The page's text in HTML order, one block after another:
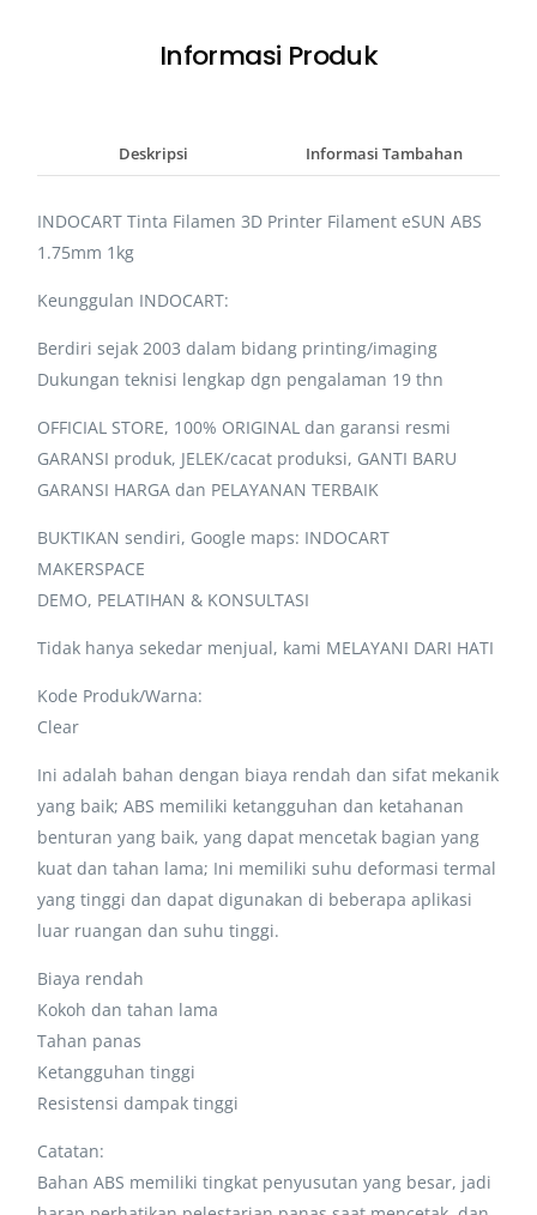
Informasi Produk
Deskripsi Informasi Tambahan
INDOCART Tinta Filamen 3D Printer Filament eSUN ABS
1.75mm 1kg
Keunggulan INDOCART:
Berdiri sejak 2003 dalam bidang printing/imaging
Dukungan teknisi lengkap dgn pengalaman 19 thn
OFFICIAL STORE, 100% ORIGINAL dan garansi resmi
GARANSI produk, JELEK/cacat produksi, GANTI BARU
GARANSI HARGA dan PELAYANAN TERBAIK
BUKTIKAN sendiri, Google maps: INDOCART
MAKERSPACE
DEMO, PELATIHAN & KONSULTASI
Tidak hanya sekedar menjual, kami MELAYANI DARI HATI
Kode Produk/Warna:
Clear
Ini adalah bahan dengan biaya rendah dan sifat mekanik
yang baik; ABS memiliki ketangguhan dan ketahanan
benturan yang baik, yang dapat mencetak bagian yang
kuat dan tahan lama; Ini memiliki suhu deformasi termal
yang tinggi dan dapat digunakan di beberapa aplikasi
luar ruangan dan suhu tinggi.
Biaya rendah
Kokoh dan tahan lama
Tahan panas
Ketangguhan tinggi
Resistensi dampak tinggi
Catatan:
Bahan ABS memiliki tingkat penyusutan yang besar, jadi